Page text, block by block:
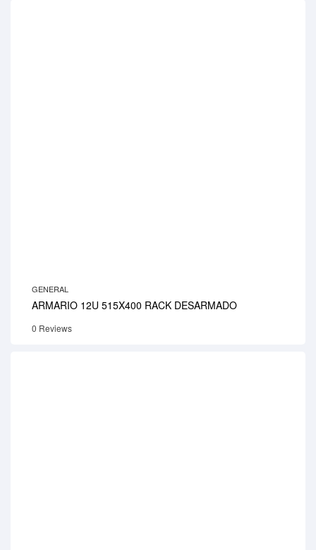
GENERAL
ARMARIO 12U 515X400 RACK DESARMADO
0 Reviews